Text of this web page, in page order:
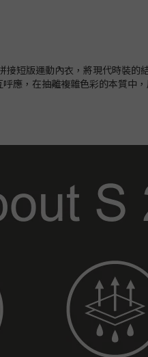
接短版運動內衣，將現代時裝
應，在抽離複雜色彩的本質中